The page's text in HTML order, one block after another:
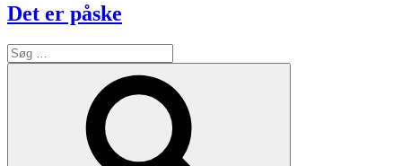
Det er påske
Søg
efter: